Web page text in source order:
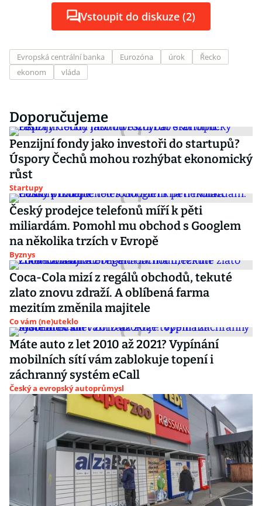
Vstoupit do diskuze (2)
Evropská centrální banka Eurozóna úrok
Řecko
ekonom
vláda
Doporučujeme
Penzijní fondy jako investoři do startupů?
Úspory Čechů mohou rozhýbat ekonomický
růst
Startupy
Český prodejce telefonů míří k pěti
miliardám. Pomohl mu obchod s Googlem
na několika trzích v Evropě
Byznys
Coca-Cola mizí z regálů obchodů, tekuté
zlato znovu zdraží. A oblíbená farma
mezitím změnila majitele
Co vám (ne)uteklo
Máte auto z let 2010 až 2021? Vypínání
mobilních sítí vám zablokuje topení i
záchranný systém eCall
Český a evropský autoprůmysl